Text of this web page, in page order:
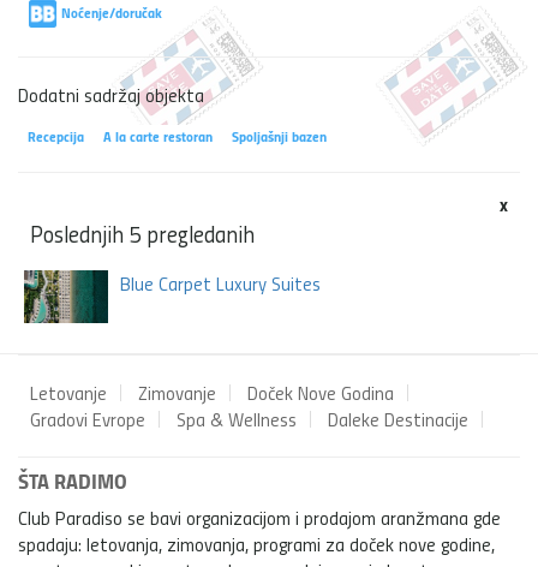
Noćenje/doručak
Dodatni sadržaj objekta
Recepcija A la carte restoran Spoljašnji bazen
x
Poslednjih 5 pregledanih
Blue Carpet Luxury Suites
Letovanje Zimovanje
Doček Nove Godina
Gradovi Evrope
Spa & Wellness Daleke Destinacije
ŠTA RADIMO
Club Paradiso se bavi organizacijom i prodajom aranžmana gde
spadaju: letovanja, zimovanja, programi za doček nove godine,